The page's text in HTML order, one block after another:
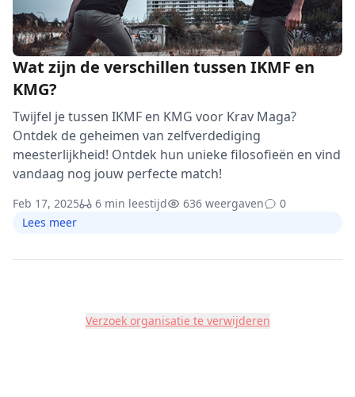
Wat zijn de verschillen tussen IKMF en
KMG?
Twijfel je tussen IKMF en KMG voor Krav Maga?
Ontdek de geheimen van zelfverdediging
meesterlijkheid! Ontdek hun unieke filosofieën en vind
vandaag nog jouw perfecte match!
Feb 17, 2025 6 min leestijd 636 weergaven
0
Lees meer
Verzoek organisatie te verwijderen